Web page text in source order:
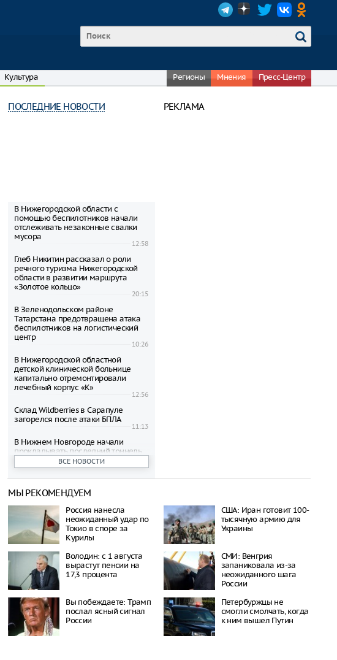
Культура Регионы Мнения Пресс-Центр
ПОСЛЕДНИЕ НОВОСТИ
В Нижегородской области с
помощью беспилотников начали
отслеживать незаконные свалки
мусора
12:58
Глеб Никитин рассказал о роли
речного туризма Нижегородской
области в развитии маршрута
«Золотое кольцо»
20:15
В Зеленодольском районе
Татарстана предотвращена атака
беспилотников на логистический
центр
10:26
В Нижегородской областной
детской клинической больнице
капитально отремонтировали
лечебный корпус «К»
12:56
Склад Wildberries в Сарапуле
загорелся после атаки БПЛА
11:13
В Нижнем Новгороде начали
прокладывать последний тоннель
для новых станций Автозаводской
линии метро
15:16
Работа складов Wildberries в
из-за беспилотной атаки
10:35
Глава Удмуртии Бречалов сообщил
о масштабной атаке БПЛА
Беспилотники нанесли удар по
объекту ТЭК в Ульяновской области
Беспилотники ВСУ атаковали
производственную зону в
Башкортостане
В Нижегородской области
ВСЕ НОВОСТИ
РЕКЛАМА
МЫ РЕКОМЕНДУЕМ
Россия нанесла
неожиданный удар по
Токио в споре за
Курилы
США: Иран готовит 100-
тысячную армию для
Украины
Володин: с 1 августа
вырастут пенсии на
17,3 процента
СМИ: Венгрия
запаниковала из-за
неожиданного шага
России
Вы побеждаете: Трамп
послал ясный сигнал
России
Петербуржцы не
смогли смолчать, когда
к ним вышел Путин